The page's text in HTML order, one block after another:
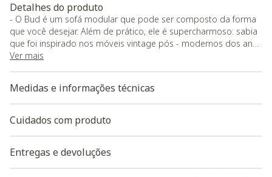
Detalhes do produto
- O Bud é um sofá modular que pode ser composto da forma
que você desejar. Além de prático, ele é supercharmoso: sabia
que foi inspirado nos móveis vintage pós - modernos dos anos
60 e 70?;
O produto será entregue montado
Baixe aqui a Modelagem 3D do produto
Ver mais
Medidas e informações técnicas
Cuidados com produto
Entregas e devoluções